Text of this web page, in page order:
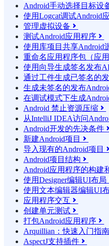
Android手动选择目标设
使用Logcat调试Android
管理虚拟设备 
测试Android应用程序 
使用库项目共享Android
重命名应用程序包（应用
使用向导生成签名发布
通过工件生成已签名的
生成未签名的发布
在调试模式下生成
Android 禁止资源压缩 
从IntelliJ IDEA访问
Android开发的先决条件 
新建Android项目 
导入现有的Android项目 
Android项目结构 
Android应用程序的构建
使用Designer编辑UI布局
使用文本编辑器编辑UI
应用程序交互 
创建单元测试 
打包Android应用程序 
Arquillian：快速入门指南
AspectJ支持插件 